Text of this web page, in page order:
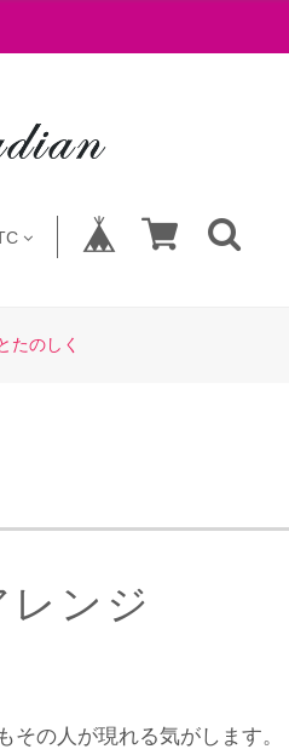
たのしく
ンジ
の人が現れる気がします。